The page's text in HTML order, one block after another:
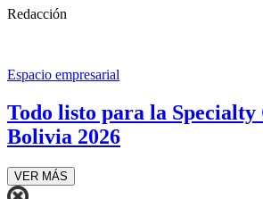
Redacción
Espacio empresarial
Todo listo para la Specialty
Bolivia 2026
VER MÁS